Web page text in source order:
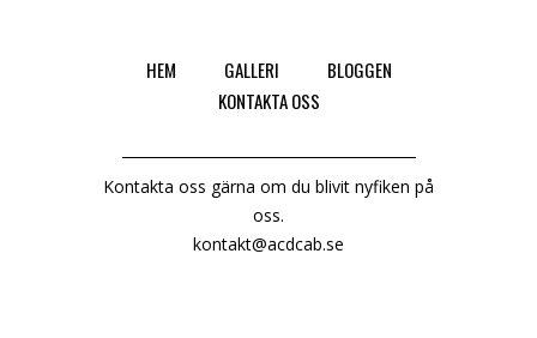
HEM GALLERI
BLOGGEN
KONTAKTA OSS
Kontakta oss gärna om du blivit nyfiken på
oss.
kontakt@acdcab.se